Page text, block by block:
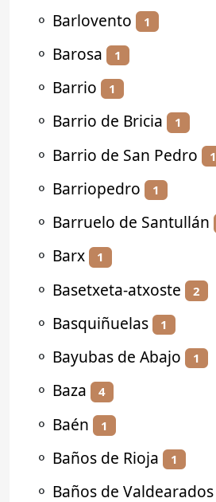
⚬ Barlovento 1
⚬ Barosa 1
⚬ Barrio 1
⚬ Barrio de Bricia 1
⚬ Barrio de San Pedro 1
⚬ Barriopedro 1
⚬ Barruelo de Santullán
⚬ Barx 1
⚬ Basetxeta-atxoste 2
⚬ Basquiñuelas 1
⚬ Bayubas de Abajo 1
⚬ Baza 4
⚬ Baén 1
⚬ Baños de Rioja 1
⚬ Baños de Valdearados